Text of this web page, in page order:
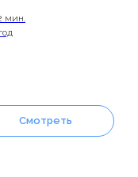
мин.
Смотреть